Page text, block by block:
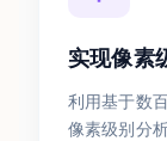
实现像素
利用基于数
像素级别分